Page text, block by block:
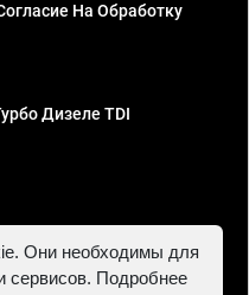
На Обработку
Дизеле TDI
ИНН 781302555843,
Они необходимы для
сервисов. Подробнее